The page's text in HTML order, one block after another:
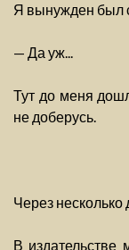
Я вынужден был
— Да уж...
Тут до меня
не доберусь.
Через несколько
В издательстве